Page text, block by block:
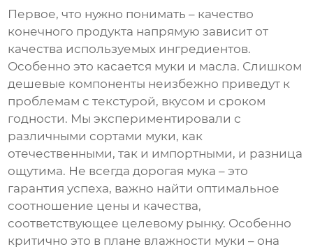
Первое, что нужно понимать – качество
конечного продукта напрямую зависит от
качества используемых ингредиентов.
Особенно это касается муки и масла. Слишком
дешевые компоненты неизбежно приведут к
проблемам с текстурой, вкусом и сроком
годности. Мы экспериментировали с
различными сортами муки, как
отечественными, так и импортными, и разница
ощутима. Не всегда дорогая мука – это
гарантия успеха, важно найти оптимальное
соотношение цены и качества,
соответствующее целевому рынку. Особенно
критично это в плане влажности муки – она